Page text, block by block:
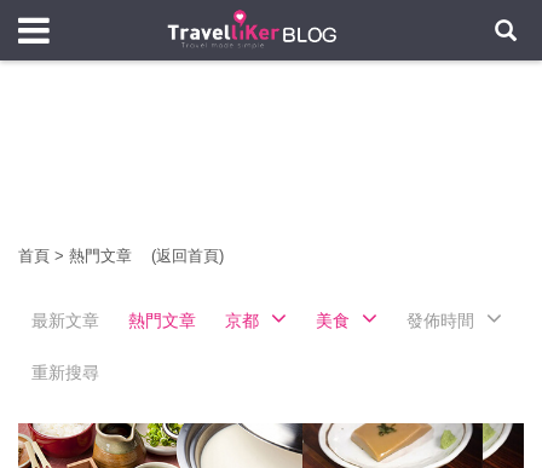
首頁 > 熱門文章 (返回首頁)
最新文章 熱門文章 京都 美食 發佈時間
重新搜尋